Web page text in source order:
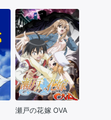
瀬戸の花嫁 OVA